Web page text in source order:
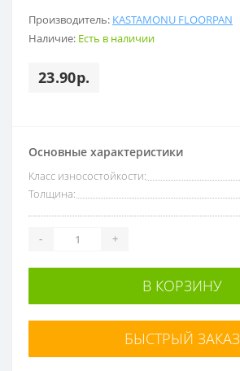
Производитель: KASTAMONU FLOORPAN
Наличие: Есть в наличии
23.90р.
Основные характеристики
Класс износостойкости:
Толщина:
- +
В КОРЗИНУ
БЫСТРЫЙ ЗАКАЗ